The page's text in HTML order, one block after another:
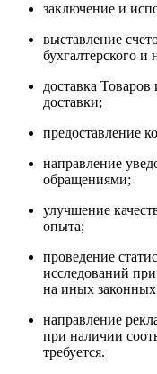
заключение и
выставление
бухгалтерского и
доставка
доставки;
предоставление
направление
обращениями;
улучшение
опыта;
проведение
исследований
на иных
направление
при наличии
требуется.